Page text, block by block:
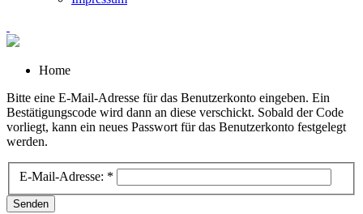
Home
Bitte eine E-Mail-Adresse für das Benutzerkonto eingeben. Ein
Bestätigungscode wird dann an diese verschickt. Sobald der Code
vorliegt, kann ein neues Passwort für das Benutzerkonto festgelegt
werden.
E-Mail-Adresse: *
Senden